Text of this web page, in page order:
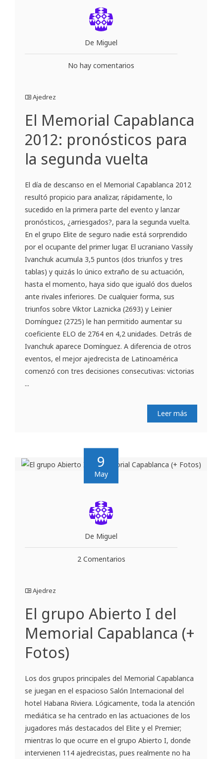
De Miguel
No hay comentarios
Ajedrez
El Memorial Capablanca
2012: pronósticos para
la segunda vuelta
El día de descanso en el Memorial Capablanca 2012
resultó propicio para analizar, rápidamente, lo
sucedido en la primera parte del evento y lanzar
pronósticos, ¿arriesgados?, para la segunda vuelta.
En el grupo Elite de seguro nadie está sorprendido
por el ocupante del primer lugar. El ucraniano Vassily
Ivanchuk acumula 3,5 puntos (dos triunfos y tres
tablas) y quizás lo único extraño de su actuación,
hasta el momento, haya sido que igualó dos duelos
ante rivales inferiores. De cualquier forma, sus
triunfos sobre Viktor Laznicka (2693) y Leinier
Domínguez (2725) le han permitido aumentar su
coeficiente ELO de 2764 en 4,2 unidades. Detrás de
Ivanchuk aparece Domínguez. A diferencia de otros
eventos, el mejor ajedrecista de Latinoamérica
comenzó con tres decisiones consecutivas: victorias
...
Leer más
9
May
De Miguel
2 Comentarios
Ajedrez
El grupo Abierto I del
Memorial Capablanca (+
Fotos)
Los dos grupos principales del Memorial Capablanca
se juegan en el espacioso Salón Internacional del
hotel Habana Riviera. Lógicamente, toda la atención
mediática se ha centrado en las actuaciones de los
jugadores más destacados del Elite y el Premier;
mientras lo que ocurre en el grupo Abierto I, donde
intervienen 114 ajedrecistas, pues realmente no ha